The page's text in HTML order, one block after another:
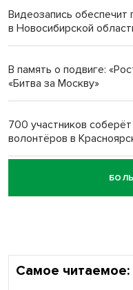
Новосибирский
Видеозапись обеспечит
в Новосибирской
В память о подвиге:
«Битва за Москву»
700 участников
волонтёров в
Честный выбор:
объективность
Самое читаемое: